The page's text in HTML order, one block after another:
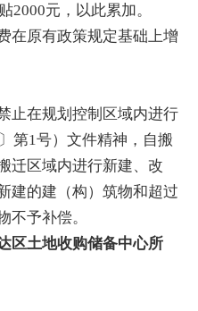
2000元，以此累加。
在原有政策规定基础上增
止在规划控制区域内进行
第1号）文件精神，自搬
迁区域内进行新建、改
建的建（构）筑物和超过
不予补偿。
区土地收购储备中心所